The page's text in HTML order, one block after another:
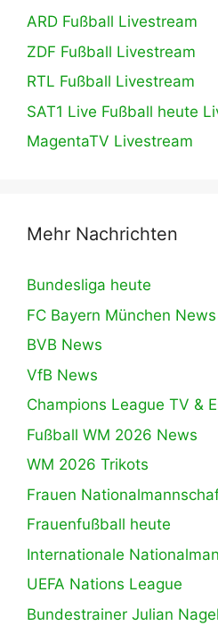
ARD Fußball Livestream
ZDF Fußball Livestream
RTL Fußball Livestream
SAT1 Live Fußball heute
MagentaTV Livestream
Mehr Nachrichten
Bundesliga heute
FC Bayern München News
BVB News
VfB News
Champions League TV &
Fußball WM 2026 News
WM 2026 Trikots
Frauen
Frauenfußball heute
Internationale
UEFA Nations League
Bundestrainer Julian